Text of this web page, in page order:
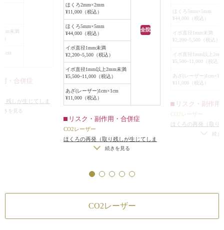
未満
・合併症
残しが生じてしま
肥厚性瘢痕やケロ
きを見る
積の瘢痕が残ります。
また、切除縫縮手術の場合は約1週
間後に抜糸に来ていただく必要があ
りますが、CO2レーザーの場合は特
別なことがなければ術後に通院して
いただく必要はありません。
この患者様はCO2レーザーでの治療
を選択されました。
術後6ヶ月の時点では肉が盛り上が
ってほぼ平らになり、赤みも引いて
全院
ほくろ2mm×2mm
¥11,000（税込）
ほくろ5mm×5mm
¥44,000（税込）
イボ直径1mm未満
¥2,200~5,500（税込）
イボ直径1mm以上2mm未満
¥5,500~11,000（税込）
あざ(レーザー)1cm×1cm
¥11,000（税込）
リスク・副作用・合併症
CO2レーザー
ほくろの再発（取り残しが生じてしま
/傷跡が肥厚性瘢痕やケロ
続きを見る
は、歳をとると大
いので、早いうち
ほうが跡が目立ち
ほくろ5mm×5mm
¥44,000（税込）
イボ直径1mm未満
¥2,200~5,500（税込）
イボ直径1mm以上
¥5,500~11,000（税込）
あざ(レーザー
¥11,000（税込）
リスク・副作用
CO2レーザー
ほくろの再発（取り
/傷跡が
続き
CO2レーザー